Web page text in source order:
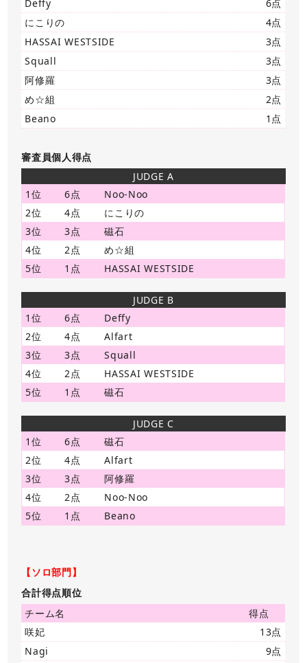
Deffy
6点
にこりの
4点
HASSAI WESTSIDE
3点
Squall
3点
阿修羅
3点
め☆組
2点
Beano
1点
審査員個人得点
JUDGE A
1位
6点
Noo-Noo
2位
4点
にこりの
3位
3点
磁石
4位
2点
め☆組
5位
1点 HASSAI WESTSIDE
JUDGE B
1位
6点
Deffy
2位
4点
Alfart
3位
3点
Squall
4位
2点
HASSAI WESTSIDE
5位
1点 磁石
JUDGE C
1位
6点
磁石
2位
4点
Alfart
3位
3点
阿修羅
4位
2点
Noo-Noo
5位
1点 Beano
【ソロ部門】
合計得点順位
チーム名
得点
咲妃
13点
Nagi
9点